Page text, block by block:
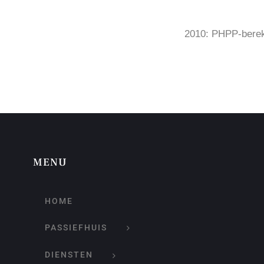
2010: PHPP-
MENU
HOME
PASSIEFHUIS
DIENSTEN